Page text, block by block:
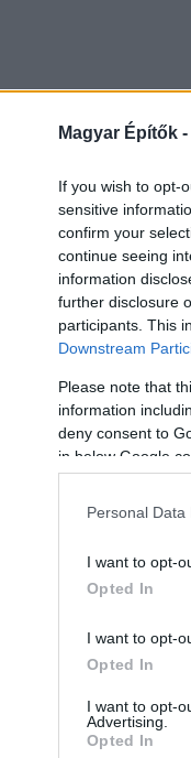
Magyar Építők -
If you wish to opt-
sensitive
confirm your
continue seeing
information
further disclosure
participants. This
Downstream
Please note that
information
deny consent to
in below Google
Personal
I want to opt-
Opted In
I want to opt-
Opted In
I want to opt-
Advertising.
Opted In